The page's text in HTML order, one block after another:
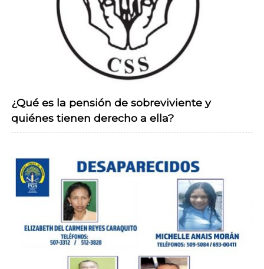
¿Qué es la pensión de sobreviviente y
quiénes tienen derecho a ella?